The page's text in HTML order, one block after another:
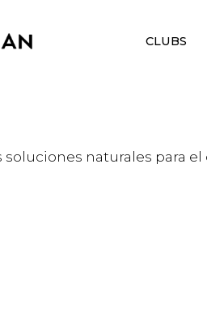
CLUBS
naturales para